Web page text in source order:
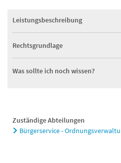
Leistungsbeschreibung
Rechtsgrundlage
Was sollte ich noch wissen?
Zuständige Abteilungen
Bürgerservice -